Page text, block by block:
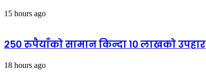
15 hours ago
२५० रुपैयाँको सामान किन्दा १० लाखको उपहार
18 hours ago